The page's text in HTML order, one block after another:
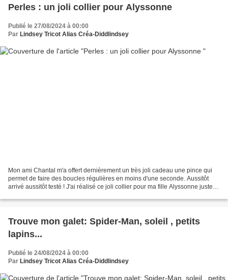
Perles : un joli collier pour Alyssonne
Publié le 27/08/2024 à 00:00
Par Lindsey Tricot Alias Créa-Diddlindsey
Mon ami Chantal m'a offert dernièrement un très joli cadeau une pince qui
permet de faire des boucles régulières en moins d'une seconde. Aussitôt
arrivé aussitôt testé ! J'ai réalisé ce joli collier pour ma fille Alyssonne juste
Trouve mon galet: Spider-Man, soleil , petits
lapins...
Publié le 24/08/2024 à 00:00
Par Lindsey Tricot Alias Créa-Diddlindsey